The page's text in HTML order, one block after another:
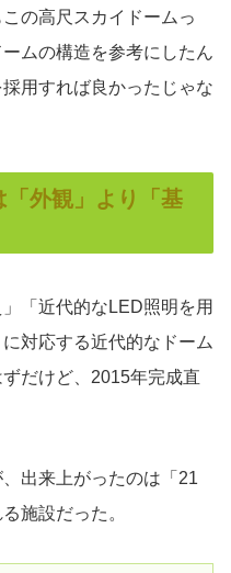
の高尺スカイドームっ
ムの構造を参考にしたん
用すれば良かったじゃな
外観」より「基
「近代的なLED照明を用
対応する近代的なドーム
だけど、2015年完成直
出来上がったのは「21
施設だった。